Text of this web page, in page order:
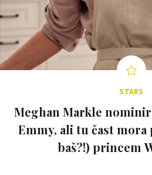
STARS
Meghan Markle
Emmy, ali tu čast
baš?!) princem